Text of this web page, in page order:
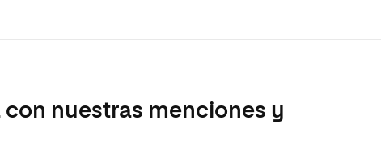
nuestras menciones y